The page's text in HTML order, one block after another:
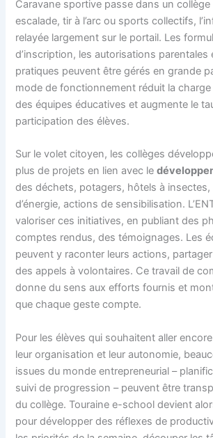
Caravane sportive passe dans un
escalade, tir à l’arc ou sports collectifs,
relayée largement sur le portail. Les
d’inscription, les autorisations parentales
pratiques peuvent être gérés en grande
mode de fonctionnement réduit la
des équipes éducatives et augmente le
participation des élèves.
Sur le volet citoyen, les collèges
plus de projets en lien avec le
des déchets, potagers, hôtels à
d’énergie, actions de sensibilisation.
valoriser ces initiatives, en publiant des
comptes rendus, des témoignages. Les
peuvent y raconter leurs actions,
des appels à volontaires. Ce travail de
donne du sens aux efforts fournis et
que chaque geste compte.
Pour les élèves qui souhaitent aller
leur organisation et leur autonomie,
issues du monde entrepreneurial –
suivi de progression – peuvent être
du collège. Touraine e-school devient
pour développer des réflexes de